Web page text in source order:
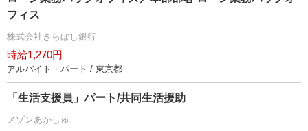
フィス
株式会社きらぼし銀行
時給1,270円
アルバイト・パート / 東京都
「生活支援員」パート/共同生活援助
メゾンあかしゅ